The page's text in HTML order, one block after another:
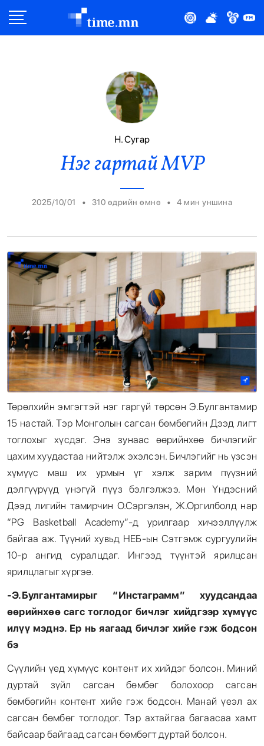
Эдийн Засаг
Нийтлэлчийн Булан
Эрүүл Мэнд
Орон Нутаг
Спорт
Энтертайнмент
Эрэн Сурвалжилга
Н. Сугар
Нэг гартай MVP
2025/10/01 • 310 өдрийн өмнө • 4 мин уншина
Төрөлхийн эмгэгтэй нэг гаргүй төрсөн Э.Булгантамир
15 настай. Тэр Монголын сагсан бөмбөгийн Дээд лигт
тоглохыг хүсдэг. Энэ зунаас өөрийнхөө бичлэгийг
цахим хуудастаа нийтэлж эхэлсэн. Бичлэгийг нь үзсэн
хүмүүс маш их урмын үг хэлж зарим пүүзний
дэлгүүрүүд үнэгүй пүүз бэлгэлжээ. Мөн Үндэсний
Дээд лигийн тамирчин О.Сэргэлэн, Ж.Оргилболд нар
“PG Basketball Academy”-д урилгаар хичээллүүлж
байгаа аж. Түүний хувьд НЕБ-ын Сэтгэмж сургуулийн
10-р ангид суралцдаг. Ингээд түүнтэй ярилцсан
ярилцлагыг хүргэе.
-Э.Булгантамирыг “Инстаграмм” хуудсандаа
өөрийнхөө сагс тоглодог бичлэг хийдгээр хүмүүс
илүү мэднэ. Ер нь яагаад бичлэг хийе гэж бодсон
бэ
Сүүлийн үед хүмүүс контент их хийдэг болсон. Миний
дуртай зүйл сагсан бөмбөг болохоор сагсан
бөмбөгийн контент хийе гэж бодсон. Манай үеэл ах
сагсан бөмбөг тоглодог. Тэр ахтайгаа багаасаа хамт
байсаар байгаад сагсан бөмбөгт дуртай болсон.